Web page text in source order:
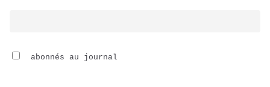
abonnés au journal